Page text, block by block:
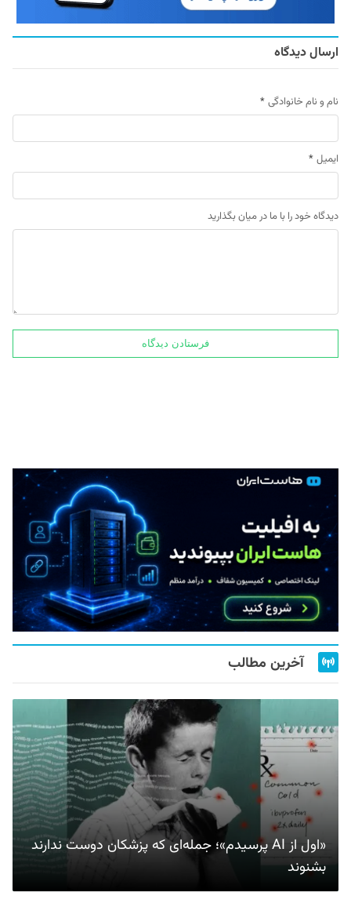
ارسال دیدگاه
نام و نام خانوادگی *
ایمیل *
دیدگاه خود را با ما در میان بگذارید
آخرین مطالب
«اول از AI پرسیدم»؛ جمله‌ای که پزشکان دوست ندارند
بشنوند